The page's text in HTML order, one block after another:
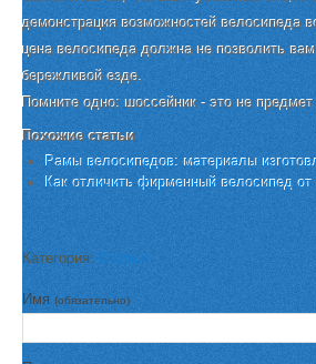
демонстрация возможностей велосипеда
цена велосипеда должна не позволить
бережливой езде.
Помните одно: шоссейник - это не
Похожие статьи
Рамы велосипедов: материалы
Как отличить фирменный велосипед от
Категория: Статьи
Имя (обязательно)